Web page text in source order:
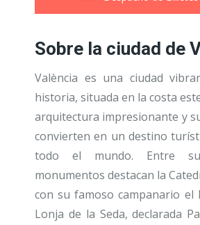
Sobre la ciudad de
València es una ciudad
historia, situada en la costa
arquitectura impresionante y
convierten en un destino
todo el mundo. Entre
monumentos destacan la
con su famoso campanario el
Lonja de la Seda, declarada